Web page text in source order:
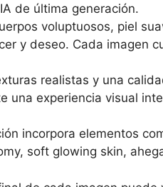
de última generación.
voluptuosos, piel
y deseo. Cada imagen
realistas y una
una experiencia visual
incorpora elementos
soft glowing skin,